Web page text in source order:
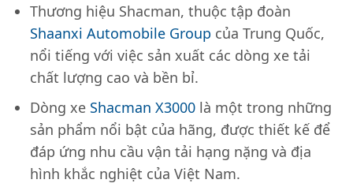
Thương hiệu Shacman, thuộc tập đoàn
Shaanxi Automobile Group của Trung Quốc,
nổi tiếng với việc sản xuất các dòng xe tải
chất lượng cao và bền bỉ.
Dòng xe Shacman X3000 là một trong những
sản phẩm nổi bật của hãng, được thiết kế để
đáp ứng nhu cầu vận tải hạng nặng và địa
hình khắc nghiệt của Việt Nam.